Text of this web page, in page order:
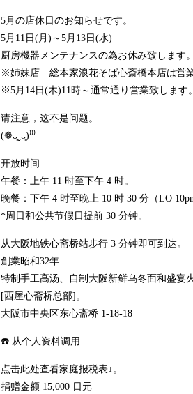
5月の店休日のお知らせです。
5月11日(月)～5月13日(水)
厨房機器メンテナンスの為お休み致します
※姉妹店 総本家浪花そば心斎橋本店は営
※5月14日(木)11時～通常通り営業致します
请注意，这不是问题。
(❁ᴗ͈ˬᴗ͈)⁾⁾⁾
开放时间
午餐：上午 11 时至下午 4 时。
晚餐：下午 4 时至晚上 10 时 30 分（LO
*周日和公共节假日提前 30 分钟。
从大阪地铁心斋桥站步行 3 分钟即可到达。
創業昭和32年
特制手工高汤、自制大阪新鲜乌冬面和盛宴
[西屋心斋桥总部]。
大阪市中央区东心斋桥 1-18-18
☎️ 从个人资料调用
点击此处查看家庭报税表↓。
捐赠金额 15,000 日元